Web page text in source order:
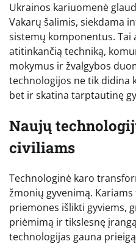
Ukrainos kariuomenė
Vakarų šalimis, siekdama
sistemų komponentus. Tai
atitinkančią techniką,
mokymus ir žvalgybos
technologijos ne tik didina
bet ir skatina tarptautinę
Naujų
civiliams
Technologinė karo
žmonių gyvenimą.
priemones išlikti gyviems,
priėmimą ir tikslesnę
technologijas gauna